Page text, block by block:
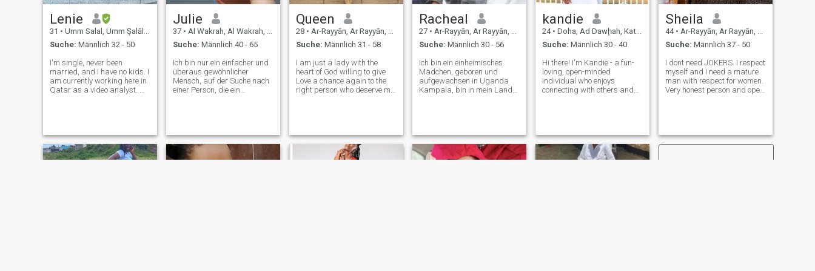
Lenie
31 • Umm Salal, Umm Şalāl, Katar
Suche: Männlich 32 - 50
I'm single, never been
married, and I have no kids. I
am currently working here in
Qatar as a video analyst. My
returned to this dating ap
Julie
37 • Al Wakrah, Al Wakrah, Katar
Suche: Männlich 40 - 65
Ich bin nur ein einfacher und
überaus gewöhnlicher
Mensch, auf der Suche nach
einer Person, die ein
ist und keine Zeit hat, Spiele
zu spielen, nur um unsere
kostbare Zeit zu
verschwenden.
Queen
28 • Ar-Rayyān, Ar Rayyān, Katar
Suche: Männlich 31 - 58
I am just a lady with the
heart of God willing to give
Love a chance again to the
right person who deserve my
with care. I’m God-fear
Racheal
27 • Ar-Rayyān, Ar Rayyān, Katar
Suche: Männlich 30 - 56
Ich bin ein einheimisches
Mädchen, geboren und
aufgewachsen in Uganda
Kampala, bin in mein Land
zu jeder Mahlzeit gratulieren.
Ich liebe auch die Natur, ich
liebe es, draußen die Natur
zu beobachten, denn hier
kandie
24 • Doha, Ad Dawḩah, Katar
Suche: Männlich 30 - 40
Hi there! I'm Kandie - a fun-
loving, open-minded
individual who enjoys
connecting with others and
series. Nothing beats a cup
of coffee t
Sheila
44 • Ar-Rayyān, Ar Rayyān, Katar
Suche: Männlich 37 - 50
I dont need JOKERS. I respect
myself and I need a mature
man with respect for women.
Very honest person and open
dedication and honesty. The
more ho